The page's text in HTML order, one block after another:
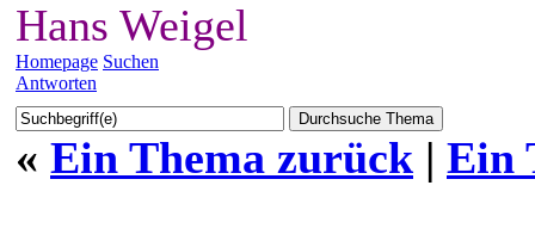
Hans Weigel
Homepage Suchen
Antworten
« Ein Thema zurück | Ein